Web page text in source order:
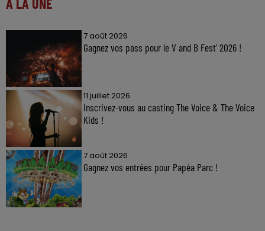
7 août 2026
Gagnez vos pass pour le V and B Fest' 2026 !
11 juillet 2026
Inscrivez-vous au casting The Voice & The Voice
Kids !
7 août 2026
Gagnez vos entrées pour Papéa Parc !